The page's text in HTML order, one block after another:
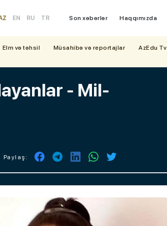
EN RU TR Son xəbərlər Haqqımızda
Elm və təhsil Müsahibə və reportajlar AzEdu Tv
- Mil-
Paylaş: